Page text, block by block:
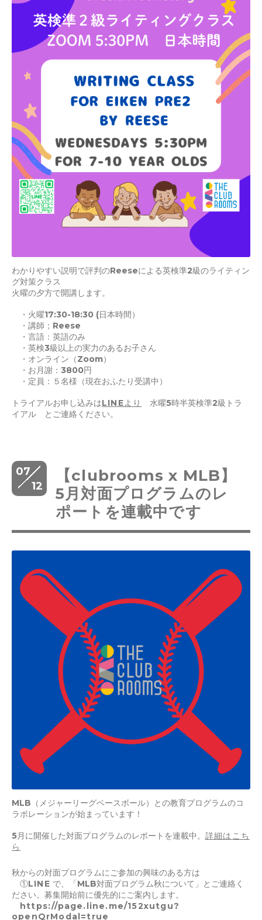
わかりやすい説明で評判のReeseによる英検準2級のライティン
グ対策クラス
火曜の夕方で開講します。
・火曜17:30-18:30 (日本時間）
・講師；Reese
・言語：英語のみ
・英検3級以上の実力のあるお子さん
・オンライン（Zoom）
・お月謝：3800円
・定員：５名様（現在おふたり受講中）
トライアルお申し込みはLINEより
水曜5時半英検準2級トラ
イアル とご連絡ください。
07
12
【clubrooms x MLB】
5月対面プログラムのレ
ポートを連載中です
MLB（メジャーリーグベースボール）との教育プログラムのコ
ラボレーションが始まっています！
5月に開催した対面プログラムのレポートを連載中。 詳細はこち
ら
秋からの対面プログラムにご参加の興味のある方は
①LINE で、「MLB対面プログラム秋について」とご連絡く
ださい。募集開始前に優先的にご案内します。
https://page.line.me/152xutgu?
openQrModal=true